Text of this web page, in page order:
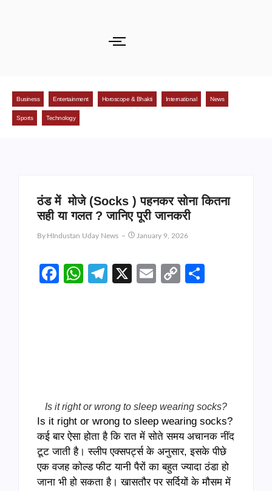
Business Entertainment Horoscope & Bhakti International News
Sports Technology
ठंड में मोजे (Socks ) पहनकर सोना कितना
सही या गलत ? जानिए पूरी जानकरी
By HIndustan Uday News January 9, 2026
Facebook
WhatsApp
Telegram
X EmailCopy
Is it right or wrong to sleep wearing socks?
Is it right or wrong to sleep wearing socks?
कई बार ऐसा होता है कि रात में सोते समय अचानक नींद
टूट जाती है। स्लीप एक्सपर्ट्स के अनुसार, इसके पीछे
एक वजह कोल्ड फीट यानी पैरों का बहुत ज्यादा ठंडा हो
जाना भी हो सकता है। खासतौर पर सर्दियों के मौसम में